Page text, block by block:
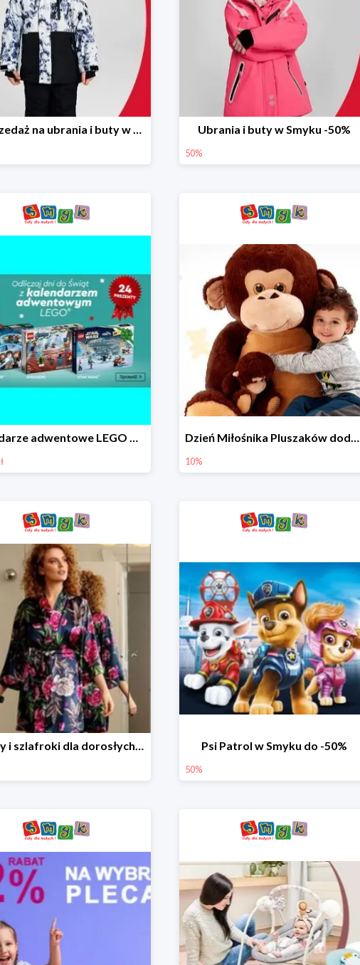
Wyprzedaż na ubrania i buty w Smyku do -70% Ubrania i buty w Smyku -50%
50%
Kalendarze adwentowe LEGO w Smyku w super cenie Dzień Miłośnika Pluszaków dodatkowy rabat -10%
10%
Piżamy i szlafroki dla dorosłych w Smyku do -30% Psi Patrol w Smyku do -50%
50%